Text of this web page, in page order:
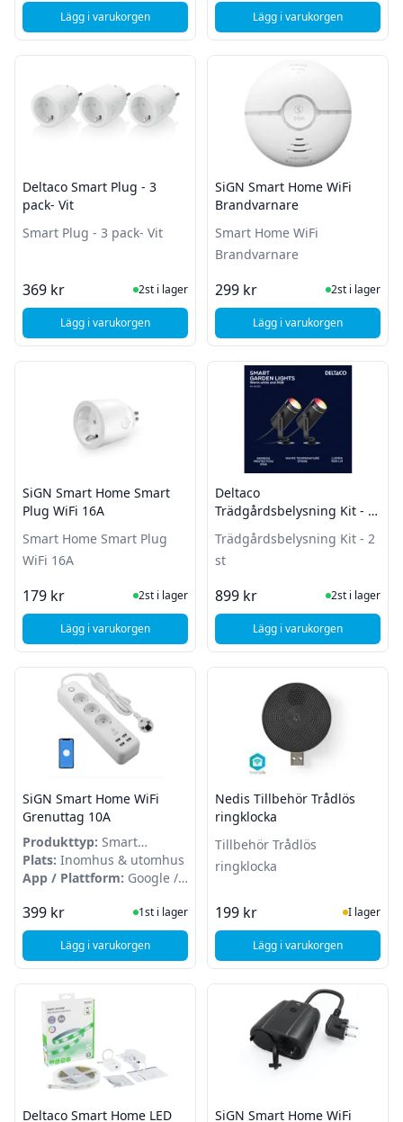
Lägg i varukorgen, Deltaco Smart Home - Ringklocka för SH-DB02 - Vit
Lägg i varukorgen
, Deltaco Smart
Deltaco Smart Plug - 3
pack- Vit
Smart Plug - 3 pack- Vit
369 kr I Lager
2st i lager
Lägg i varukorgen, Deltaco Smart Plug - 3 pack- Vit
SiGN Smart Home WiFi
Brandvarnare
Smart Home WiFi
Brandvarnare
299 kr I Lager
2st i lager
Lägg i varukorgen, SiGN Smart Home
SiGN Smart Home Smart
Plug WiFi 16A
Smart Home Smart Plug
WiFi 16A
179 kr I Lager
2st i lager
Lägg i varukorgen, SiGN Smart Home Smart Plug WiFi 16A
Deltaco
Trädgårdsbelysning Kit - 2
Trädgårdsbelysning Kit - 2
st
899 kr I Lager
2st i lager
Lägg i varukorgen
, Deltaco
SiGN Smart Home WiFi
Grenuttag 10A
Produkttyp: Smart
strömbrytare
Plats: Inomhus & utomhus
App / Plattform: Google /
399 kr I Lager
1st i lager
Lägg i varukorgen, SiGN Smart Home WiFi Grenuttag 10A
Nedis Tillbehör Trådlös
ringklocka
Tillbehör Trådlös
ringklocka
199 kr I Lager
I lager
Lägg i varukorgen
, Nedis Tillbehör
Deltaco Smart Home LED SiGN Smart Home WiFi